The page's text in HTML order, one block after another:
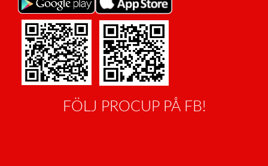
FÖLJ PROCUP PÅ FB!